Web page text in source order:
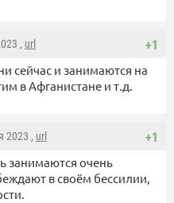
+1
, url
сейчас и занимаются на
в Афганистане и т.д.
+1
2023 , url
занимаются очень
в своём бессилии,